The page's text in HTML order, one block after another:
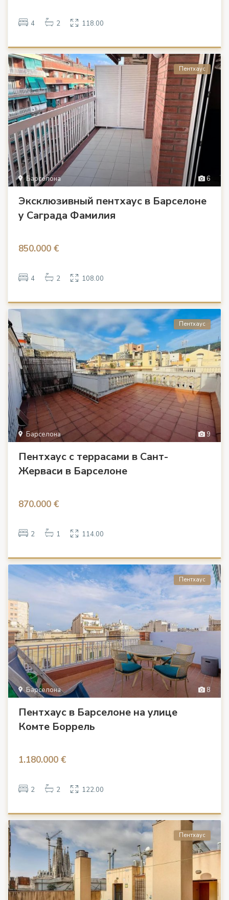
4 2 118.00
6
Барселона
Пентхаус
Эксклюзивный пентхаус в Барселоне
у Саграда Фамилия
850.000 €
4 2 108.00
9
Барселона
Пентхаус
Пентхаус с террасами в Сант-
Жерваси в Барселоне
870.000 €
2 1 114.00
8
Барселона
Пентхаус
Пентхаус в Барселоне на улице
Комте Боррель
1.180.000 €
2 2 122.00
Пентхаус